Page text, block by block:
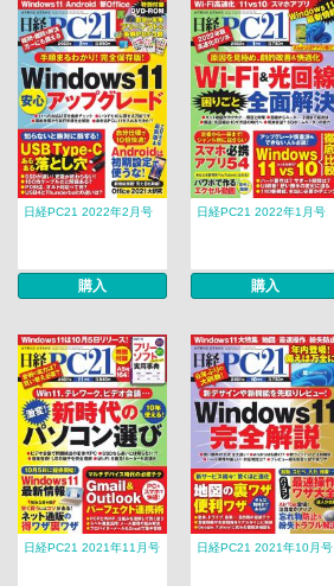
日経PC21 2022年2月号
購入
日経PC21 2022年1月号
購入
日経PC21 2021年11月号 日経PC21 2021年10月号